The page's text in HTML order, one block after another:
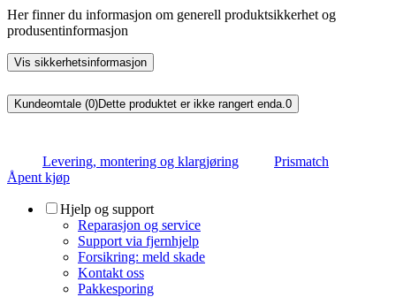
Her finner du informasjon om generell produktsikkerhet og
produsentinformasjon
Vis sikkerhetsinformasjon
Kundeomtale (0)Dette produktet er ikke rangert enda. 0
Levering, montering og klargjøring
Prismatch
Åpent kjøp
Hjelp og support
Reparasjon og service
Support via fjernhjelp
Forsikring: meld skade
Kontakt oss
Pakkesporing